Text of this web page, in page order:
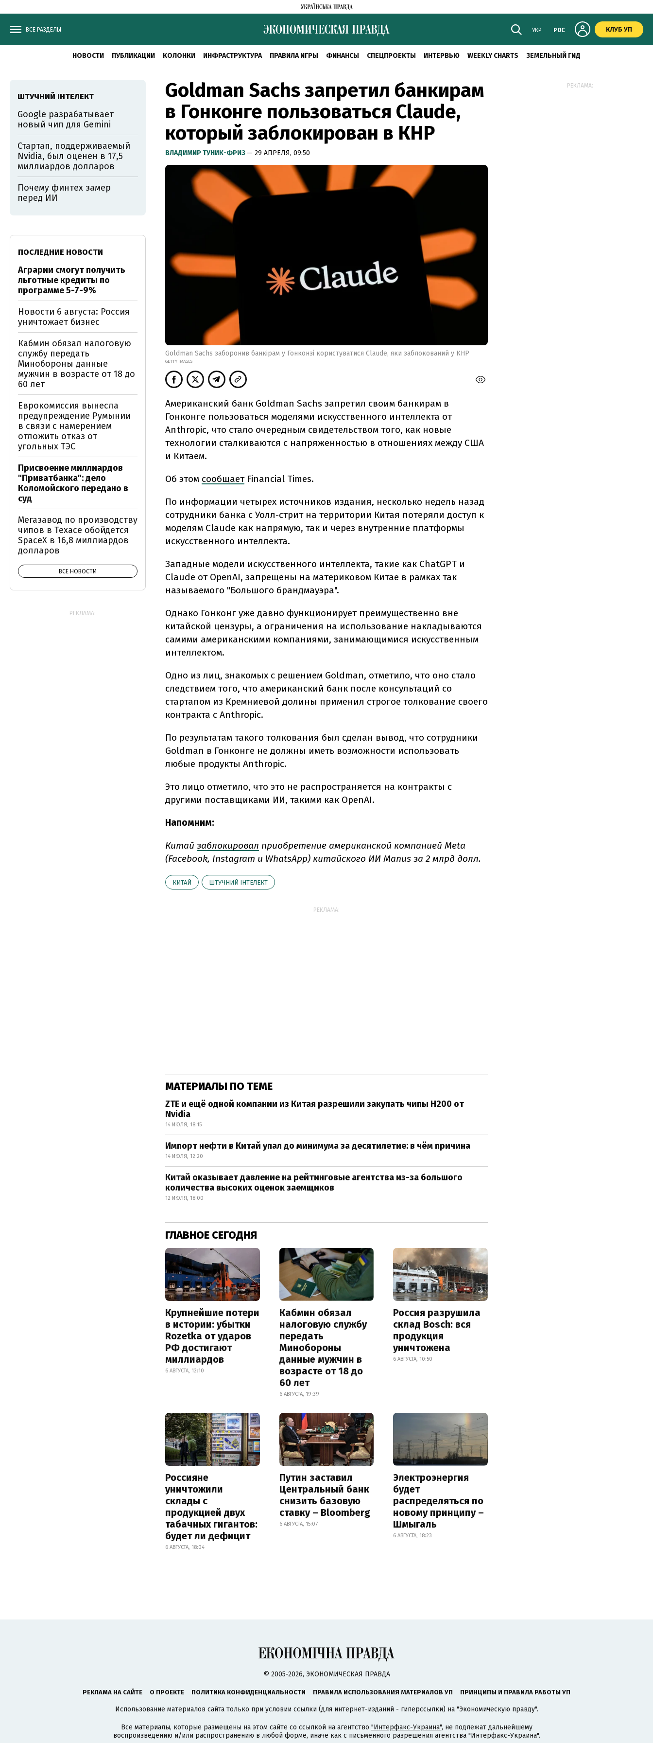
ВСЕ РАЗДЕЛЫ УКР РОС КЛУБ УП
НОВОСТИ ПУБЛИКАЦИИ КОЛОНКИ ИНФРАСТРУКТУРА ПРАВИЛА ИГРЫ ФИНАНСЫ СПЕЦПРОЕКТЫ ИНТЕРВЬЮ WEEKLY CHARTS ЗЕМЕЛЬНЫЙ ГИД
Goldman Sachs запретил банкирам
в Гонконге пользоваться Claude,
который заблокирован в КНР
ВЛАДИМИР ТУНИК-ФРИЗ — 29 АПРЕЛЯ, 09:50
Goldman Sachs заборонив банкірам у Гонконзі користуватися Claude, яки заблокований у КНР
GETTY IMAGES
Американский банк Goldman Sachs запретил своим банкирам в
Гонконге пользоваться моделями искусственного интеллекта от
Anthropic, что стало очередным свидетельством того, как новые
технологии сталкиваются с напряженностью в отношениях между США
и Китаем.
Об этом сообщает Financial Times.
По информации четырех источников издания, несколько недель назад
сотрудники банка с Уолл-стрит на территории Китая потеряли доступ к
моделям Claude как напрямую, так и через внутренние платформы
искусственного интеллекта.
Западные модели искусственного интеллекта, такие как ChatGPT и
Claude от OpenAI, запрещены на материковом Китае в рамках так
называемого "Большого брандмауэра".
Однако Гонконг уже давно функционирует преимущественно вне
китайской цензуры, а ограничения на использование накладываются
самими американскими компаниями, занимающимися искусственным
интеллектом.
Одно из лиц, знакомых с решением Goldman, отметило, что оно стало
следствием того, что американский банк после консультаций со
стартапом из Кремниевой долины применил строгое толкование своего
контракта с Anthropic.
По результатам такого толкования был сделан вывод, что сотрудники
Goldman в Гонконге не должны иметь возможности использовать
любые продукты Anthropic.
Это лицо отметило, что это не распространяется на контракты с
другими поставщиками ИИ, такими как OpenAI.
Напомним:
Китай заблокировал приобретение американской компанией Meta
(Facebook, Instagram и WhatsApp) китайского ИИ Manus за 2 млрд долл.
КИТАЙ ШТУЧНИЙ ІНТЕЛЕКТ
РЕКЛАМА:
МАТЕРИАЛЫ ПО ТЕМЕ
ZTE и ещё одной компании из Китая разрешили закупать чипы H200 от
Nvidia
14 ИЮЛЯ, 18:15
Импорт нефти в Китай упал до минимума за десятилетие: в чём причина
14 ИЮЛЯ, 12:20
Китай оказывает давление на рейтинговые агентства из-за большого
количества высоких оценок заемщиков
12 ИЮЛЯ, 18:00
ГЛАВНОЕ СЕГОДНЯ
Крупнейшие потери
в истории: убытки
Rozetka от ударов
РФ достигают
миллиардов
6 АВГУСТА, 12:10
Кабмин обязал
налоговую службу
передать
Минобороны
данные мужчин в
возрасте от 18 до
60 лет
6 АВГУСТА, 19:39
Россия разрушила
склад Bosch: вся
продукция
уничтожена
6 АВГУСТА, 10:50
Россияне
уничтожили
склады с
продукцией двух
табачных гигантов:
будет ли дефицит
6 АВГУСТА, 18:04
Путин заставил
Центральный банк
снизить базовую
ставку – Bloomberg
6 АВГУСТА, 15:07
Электроэнергия
будет
распределяться по
новому принципу –
Шмыгаль
6 АВГУСТА, 18:23
ШТУЧНИЙ ІНТЕЛЕКТ
Google разрабатывает
новый чип для Gemini
Стартап, поддерживаемый
Nvidia, был оценен в 17,5
миллиардов долларов
Почему финтех замер
перед ИИ
ПОСЛЕДНИЕ НОВОСТИ
Аграрии смогут получить
льготные кредиты по
программе 5-7-9%
Новости 6 августа: Россия
уничтожает бизнес
Кабмин обязал налоговую
службу передать
Минобороны данные
мужчин в возрасте от 18 до
60 лет
Еврокомиссия вынесла
предупреждение Румынии
в связи с намерением
отложить отказ от
угольных ТЭС
Присвоение миллиардов
"Приватбанка": дело
Коломойского передано в
суд
Мегазавод по производству
чипов в Техасе обойдется
SpaceX в 16,8 миллиардов
долларов
ВСЕ НОВОСТИ
РЕКЛАМА:
РЕКЛАМА:
© 2005-2026, ЭКОНОМИЧЕСКАЯ ПРАВДА
РЕКЛАМА НА САЙТЕ О ПРОЕКТЕ ПОЛИТИКА КОНФИДЕНЦИАЛЬНОСТИ ПРАВИЛА ИСПОЛЬЗОВАНИЯ МАТЕРИАЛОВ УП ПРИНЦИПЫ И ПРАВИЛА РАБОТЫ УП
Использование материалов сайта только при условии ссылки (для интернет-изданий - гиперссылки) на "Экономическую правду".
Все материалы, которые размещены на этом сайте со ссылкой на агентство "Интерфакс-Украина", не подлежат дальнейшему
воспроизведению и/или распространению в любой форме, иначе как с письменного разрешения агентства "Интерфакс-Украина".